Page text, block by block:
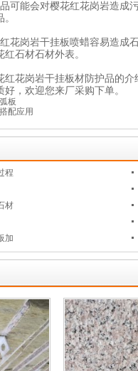
能会对樱花红花岗岩造成
岗岩干挂板喷蜡容易造成
石材石材外表。
岗岩干挂板材防护品的介
，欢迎您来厂采购下单。
板
配应用
程
材
加